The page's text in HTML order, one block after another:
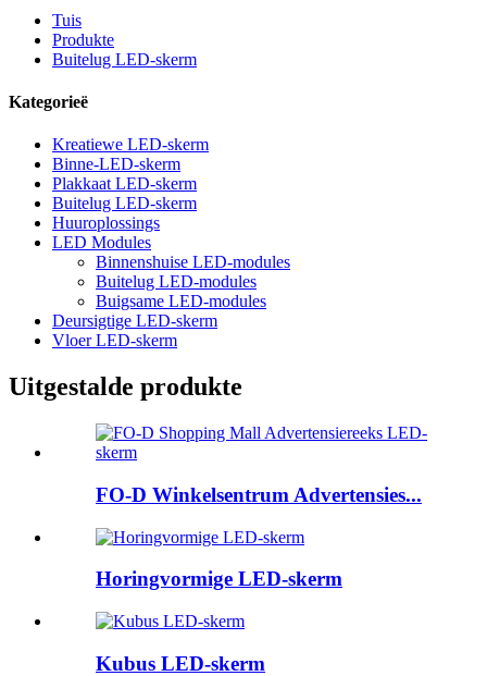
Tuis
Produkte
Buitelug LED-skerm
Kategorieë
Kreatiewe LED-skerm
Binne-LED-skerm
Plakkaat LED-skerm
Buitelug LED-skerm
Huuroplossings
LED Modules
Binnenshuise LED-modules
Buitelug LED-modules
Buigsame LED-modules
Deursigtige LED-skerm
Vloer LED-skerm
Uitgestalde produkte
FO-D Winkelsentrum Advertensies...
Horingvormige LED-skerm
Kubus LED-skerm